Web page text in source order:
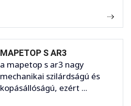
MAPETOP S AR3
a mapetop s ar3 nagy
mechanikai szilárdságú és
kopásállóságú, ezért ...